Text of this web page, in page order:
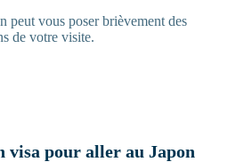
peut vous poser brièvement des
de votre visite.
visa pour aller au Japon